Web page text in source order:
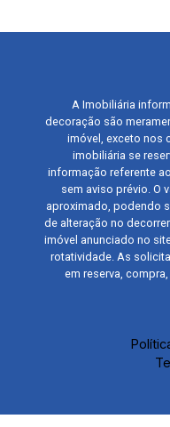
A Imobiliária
decoração são
imóvel, exceto nos
imobiliária se
informação referente
sem aviso prévio. O
aproximado, podendo
de alteração no
imóvel anunciado no
rotatividade. As
em reserva,